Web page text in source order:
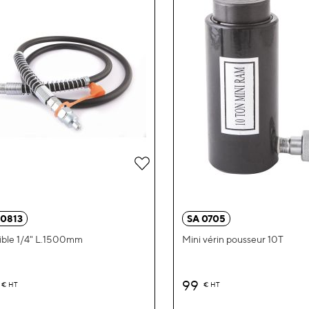
1/4" L.1500mm
€ HT
Ajouter
SA 0705
Mini vérin pousseur 10T
99 € HT